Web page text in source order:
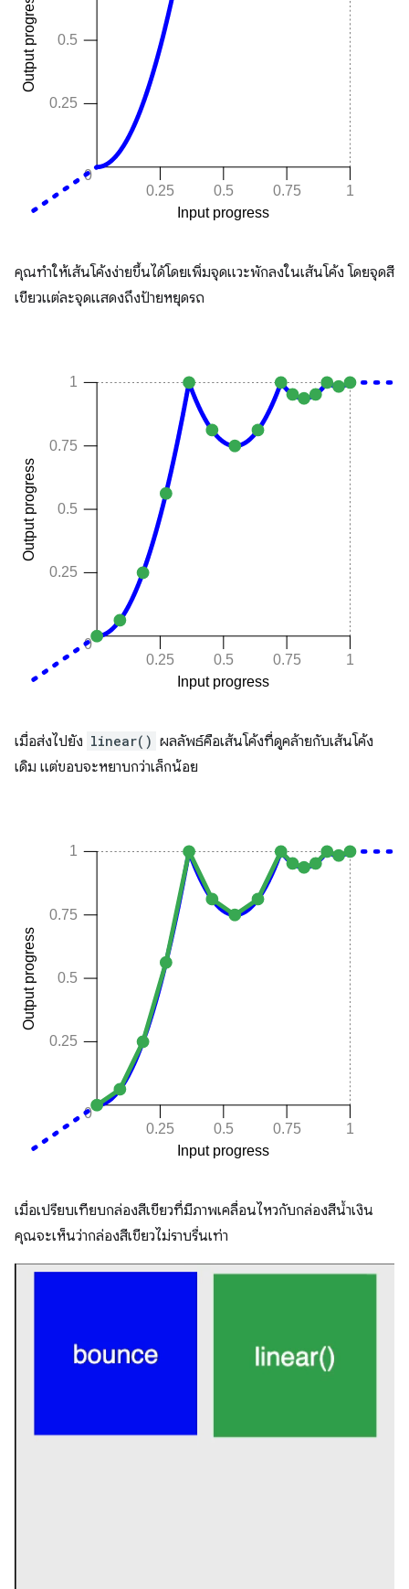
คุณทำให้เส้นโค้งง่ายขึ้นได้โดยเพิ่มจุดแวะพักลงในเส้นโค้ง โดยจุดสี
เขียวแต่ละจุดแสดงถึงป้ายหยุดรถ
เมื่อส่งไปยัง linear() ผลลัพธ์คือเส้นโค้งที่ดูคล้ายกับเส้นโค้ง
เดิม แต่ขอบจะหยาบกว่าเล็กน้อย
เมื่อเปรียบเทียบกล่องสีเขียวที่มีภาพเคลื่อนไหวกับกล่องสีน้ำเงิน
คุณจะเห็นว่ากล่องสีเขียวไม่ราบรื่นเท่า